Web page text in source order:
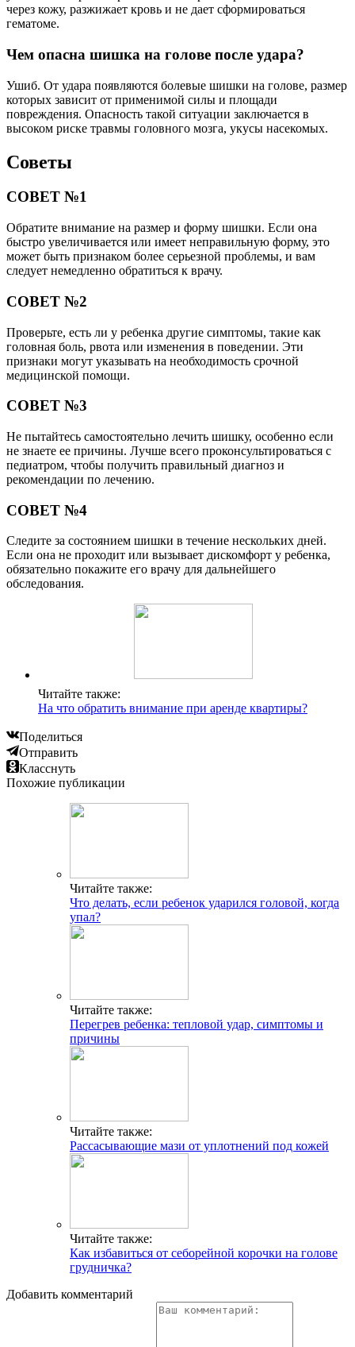
через кожу, разжижает кровь и не дает сформироваться
гематоме.
Чем опасна шишка на голове после удара?
Ушиб. От удара появляются болевые шишки на голове, размер
которых зависит от применимой силы и площади
повреждения. Опасность такой ситуации заключается в
высоком риске травмы головного мозга, укусы насекомых.
Советы
СОВЕТ №1
Обратите внимание на размер и форму шишки. Если она
быстро увеличивается или имеет неправильную форму, это
может быть признаком более серьезной проблемы, и вам
следует немедленно обратиться к врачу.
СОВЕТ №2
Проверьте, есть ли у ребенка другие симптомы, такие как
головная боль, рвота или изменения в поведении. Эти
признаки могут указывать на необходимость срочной
медицинской помощи.
СОВЕТ №3
Не пытайтесь самостоятельно лечить шишку, особенно если
не знаете ее причины. Лучше всего проконсультироваться с
педиатром, чтобы получить правильный диагноз и
рекомендации по лечению.
СОВЕТ №4
Следите за состоянием шишки в течение нескольких дней.
Если она не проходит или вызывает дискомфорт у ребенка,
обязательно покажите его врачу для дальнейшего
обследования.
Читайте также:
На что обратить внимание при аренде квартиры?
Поделиться
Отправить
Класснуть
Похожие публикации
Читайте также:
Что делать, если ребенок ударился головой, когда
упал?
Читайте также:
Перегрев ребенка: тепловой удар, симптомы и
причины
Читайте также:
Рассасывающие мази от уплотнений под кожей
Читайте также:
Как избавиться от себорейной корочки на голове
грудничка?
Добавить комментарий